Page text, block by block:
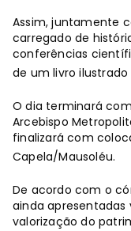
Assim, juntamente
carregado de
conferências
de um livro ilustrado
O dia terminará
Arcebispo
finalizará com
Capela/Mausoléu.
De acordo com o
ainda apresentadas
valorização do